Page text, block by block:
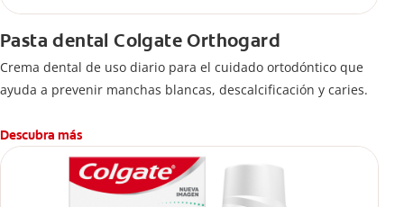
Pasta dental Colgate Orthogard
Crema dental de uso diario para el cuidado ortodóntico que
ayuda a prevenir manchas blancas, descalcificación y caries.
Descubra más